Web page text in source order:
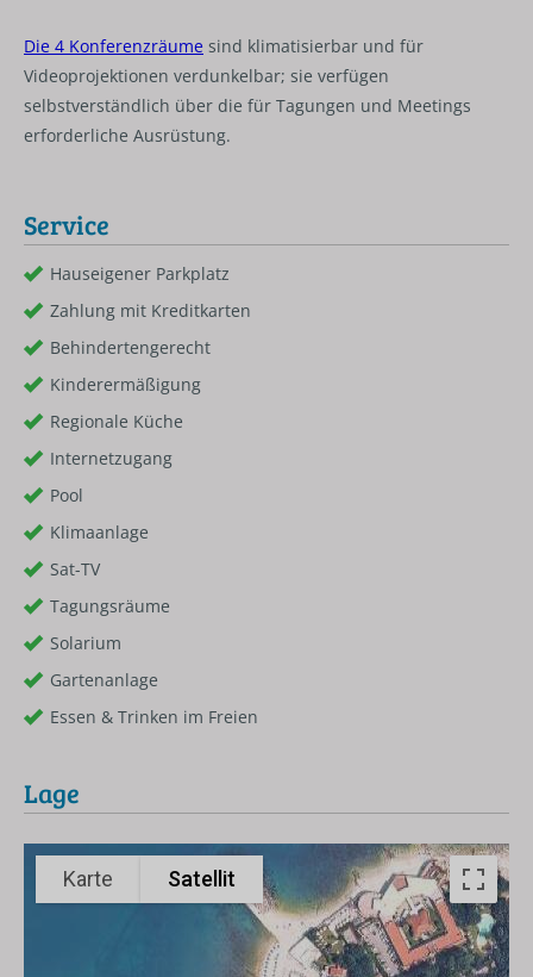
Die 4 Konferenzräume sind klimatisierbar und für
Videoprojektionen verdunkelbar; sie verfügen
selbstverständlich über die für Tagungen und Meetings
erforderliche Ausrüstung.
Service
Hauseigener Parkplatz
Zahlung mit Kreditkarten
Behindertengerecht
Kinderermäßigung
Regionale Küche
Internetzugang
Pool
Klimaanlage
Sat-TV
Tagungsräume
Solarium
Gartenanlage
Essen & Trinken im Freien
Lage
Karte Satellit